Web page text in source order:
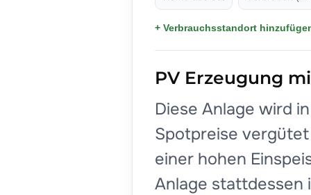
+ Verbrauchsstandort
PV Erzeugung
Diese Anlage wird
Spotpreise
einer hohen
Anlage stattdessen